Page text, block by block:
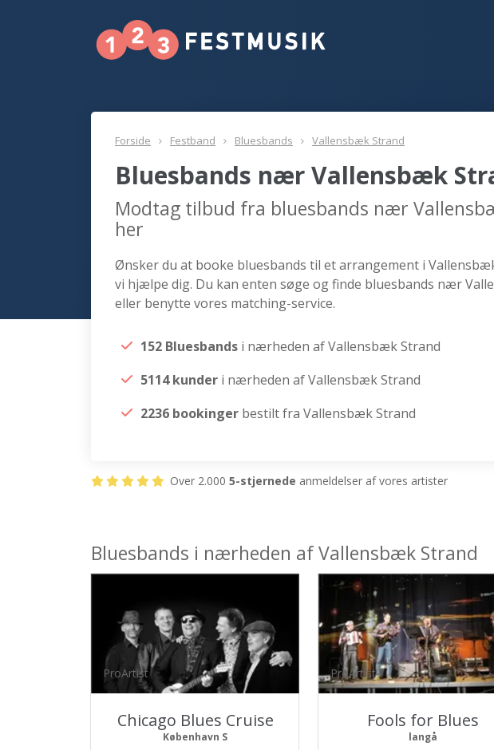
Forside Festband Bluesbands Vallensbæk Strand
Bluesbands nær Vallensbæk
Modtag tilbud fra bluesbands nær
her
Ønsker du at booke bluesbands til et arrangement i
vi hjælpe dig. Du kan enten søge og finde bluesbands nær
eller benytte vores matching-service.
152 Bluesbands i nærheden af Vallensbæk Strand
5114 kunder i nærheden af Vallensbæk Strand
2236 bookinger bestilt fra Vallensbæk Strand
Over 2.000 5-stjernede anmeldelser af vores artister
Bluesbands i nærheden af Vallensbæk Strand
ProArtist
Chicago Blues Cruise
København S
ProArtist
Fools for Blues
langå